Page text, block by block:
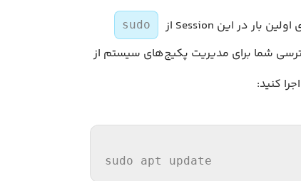
sudo
شما برای مدیریت پکیج‌های سیستم از
کنید:
sudo apt update